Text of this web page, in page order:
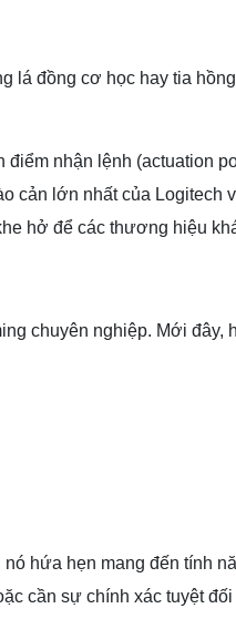
lá đồng cơ học hay tia
nhận lệnh (actuation
cản lớn nhất của Logitech
hở để các thương hiệu
chuyên nghiệp. Mới đây,
hứa hẹn mang đến tính
cần sự chính xác tuyệt